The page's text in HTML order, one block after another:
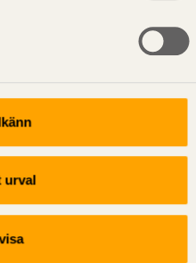
urval
trä, träprodukter och
samhälle och
utveckling.